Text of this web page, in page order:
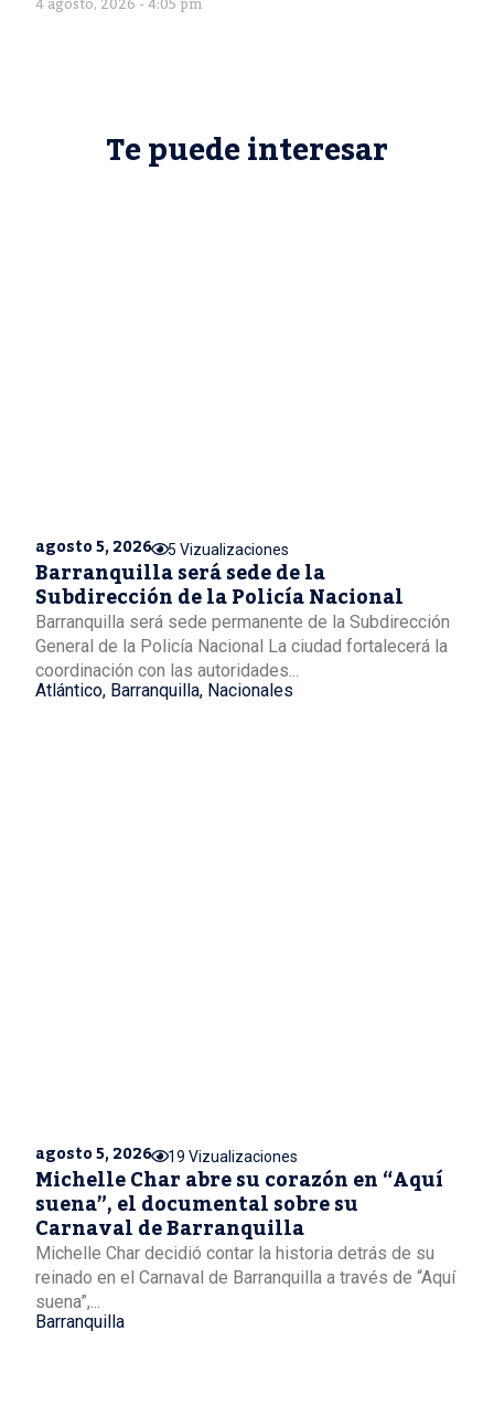
Te puede interesar
agosto 5, 2026 5 Vizualizaciones
Barranquilla será sede de la
Subdirección de la Policía Nacional
Barranquilla será sede permanente de la Subdirección
General de la Policía Nacional La ciudad fortalecerá la
coordinación con las autoridades...
Atlántico, Barranquilla, Nacionales
agosto 5, 2026 19 Vizualizaciones
Michelle Char abre su corazón en “Aquí
suena”, el documental sobre su
Carnaval de Barranquilla
Michelle Char decidió contar la historia detrás de su
reinado en el Carnaval de Barranquilla a través de “Aquí
suena”,...
Barranquilla